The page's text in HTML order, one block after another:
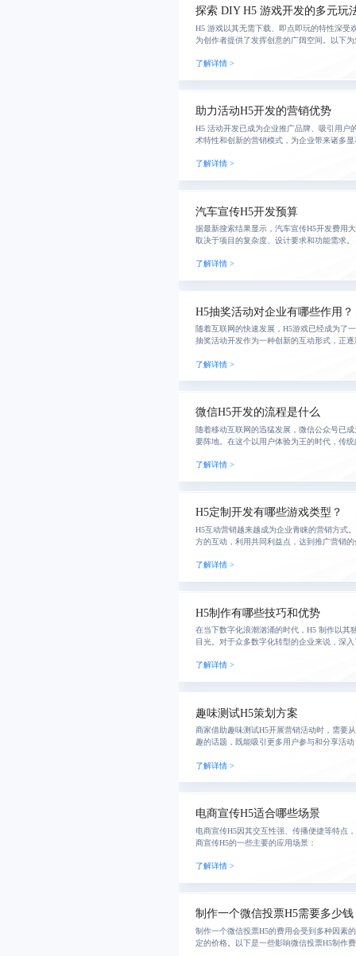
探索 DIY H5 游戏开发的多元玩
H5 游戏以其无需下载、即点即玩的特性深受
为创作者提供了发挥创意的广阔空间。以下
了解详情 >
助力活动H5开发的营销优势
H5 活动开发已成为企业推广品牌、吸引用户
术特性和创新的营销模式，为企业带来诸多
了解详情 >
汽车宣传H5开发预算
据最新搜索结果显示，汽车宣传H5开发费用
取决于项目的复杂度、设计要求和功能需求。
了解详情 >
H5抽奖活动对企业有哪些作用？
随着互联网的快速发展，H5游戏已经成为了
抽奖活动开发作为一种创新的互动形式，正
了解详情 >
微信H5开发的流程是什么
随着移动互联网的迅猛发展，微信公众号已
要阵地。在这个以用户体验为王的时代，传
成为公
了解详情 >
H5定制开发有哪些游戏类型？
H5互动营销越来越成为企业青睐的营销方式
方的互动，利用共同利益点，达到推广营销
些？
了解详情 >
H5制作有哪些技巧和优势
在当下数字化浪潮汹涌的时代，H5 制作以其
目光。对于众多数字化转型的企业来说，深
了解详情 >
趣味测试H5策划方案
商家借助趣味测试H5开展营销活动时，需要
趣的话题，既能吸引更多用户参与和分享活
试H5策
了解详情 >
电商宣传H5适合哪些场景
电商宣传H5因其交互性强、传播便捷等特点
商宣传H5的一些主要的应用场景：
了解详情 >
制作一个微信投票H5需要多少钱
制作一个微信投票H5的费用会受到多种因素
定的价格。以下是一些影响微信投票H5制作